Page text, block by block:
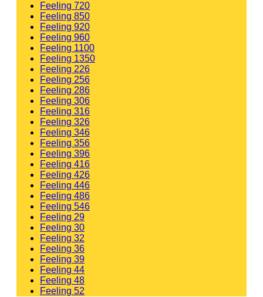
Feeling 720
Feeling 850
Feeling 920
Feeling 960
Feeling 1100
Feeling 1350
Feeling 226
Feeling 256
Feeling 286
Feeling 306
Feeling 316
Feeling 326
Feeling 346
Feeling 356
Feeling 396
Feeling 416
Feeling 426
Feeling 446
Feeling 486
Feeling 546
Feeling 29
Feeling 30
Feeling 32
Feeling 36
Feeling 39
Feeling 44
Feeling 48
Feeling 52